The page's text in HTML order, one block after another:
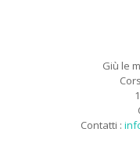
Giù le
Contatti :